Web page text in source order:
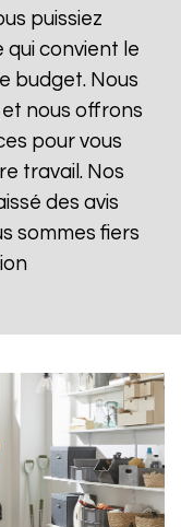
puissiez
qui convient le
budget. Nous
nous offrons
pour vous
travail. Nos
des avis
sommes fiers